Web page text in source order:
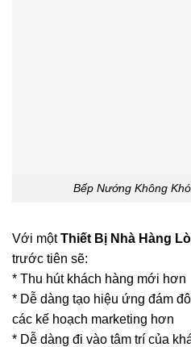
Bếp Nướng Không
Với mộtThiết Bị Nhà Hàng
trước tiên sẽ:
* Thu hút khách hàng mới hơn
* Dễ dàng tạo hiệu ứng đám
các kế hoạch marketing hơn
* Dễ dàng đi vào tâm trí của